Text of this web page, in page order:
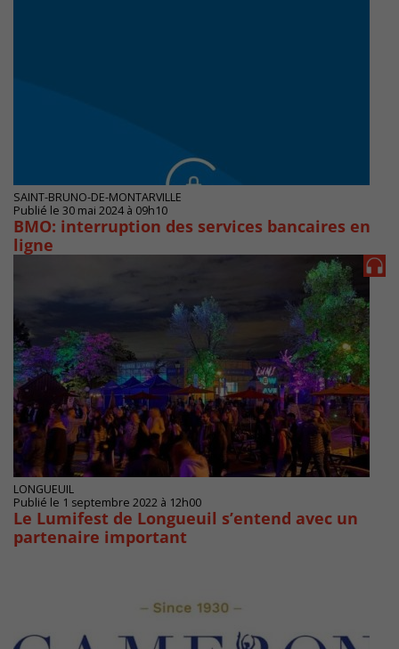
SAINT-BRUNO-DE-MONTARVILLE
Publié le 30 mai 2024 à 09h10
BMO: interruption des services bancaires en
ligne
LONGUEUIL
Publié le 1 septembre 2022 à 12h00
Le Lumifest de Longueuil s’entend avec un
partenaire important